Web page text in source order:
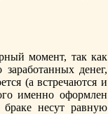
момент, так как
денег,
(а встречаются и
именно оформлен
несут равную